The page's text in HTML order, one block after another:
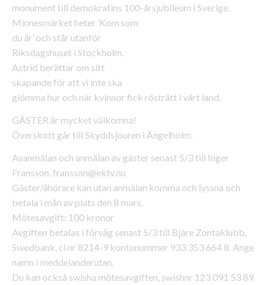
monument till demokratins 100-årsjubileum i Sverige.
Minnesmärket heter ’Kom som
du är’ och står utanför
Riksdagshuset i Stockholm.
Astrid berättar om sitt
skapande för att vi inte ska
glömma hur och när kvinnor fick rösträtt i vårt land.
GÄSTER är mycket välkomna!
Överskott går till Skyddsjouren i Ängelholm.
Avanmälan och anmälan av gäster senast 5/3 till Inger
Fransson, fransson@ektv.nu
Gäster/åhörare kan utan anmälan komma och lyssna och
betala i mån av plats den 8 mars.
Mötesavgift: 100 kronor
Avgiften betalas i förväg senast 5/3 till Bjäre Zontaklubb,
Swedbank, cl nr 8214-9 kontonummer 933 353 664 8. Ange
namn i meddelanderutan.
Du kan också swisha mötesavgiften, swishnr 123 091 53 89